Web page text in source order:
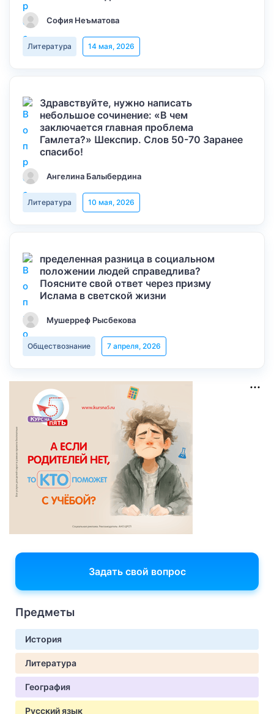
София Неъматова
Литература 14 мая, 2026
Здравствуйте, нужно написать
небольшое сочинение: «В чем
заключается главная проблема
Гамлета?» Шекспир. Слов 50-70 Заранее
спасибо!
Ангелина Балыбердина
Литература 10 мая, 2026
пределенная разница в социальном
положении людей справедлива?
Поясните свой ответ через призму
Ислама в светской жизни
Мушерреф Рысбекова
Обществознание 7 апреля, 2026
Задать свой вопрос
Предметы
История
Литература
География
Русский язык